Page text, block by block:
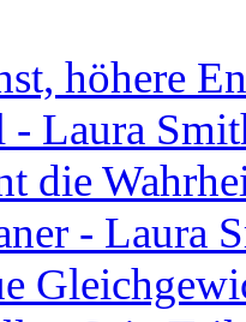
höhere
- Laura
die
- Laura